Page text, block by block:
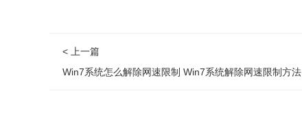
< 上一篇
Win7系统怎么解除网速限制 Win7系统解除网速限制方法